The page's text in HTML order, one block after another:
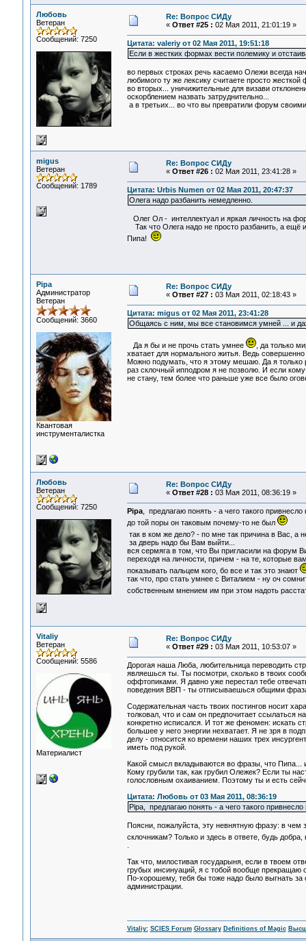
Любовь
Ветеран
Сообщений: 7250
Re: Вопрос СИДу
« Ответ #25 : 02 Мая 2011, 21:01:19 »
Цитата: valeriy от 02 Мая 2011, 19:51:18
Если в жестких формах вести полемику и
во первых строках речь касаемо Олежи всегда
любимого ту же лексику считаете просто
во вторых... уничижительные для визави
оскорблением назвать затруднительно...
а в третьих... во что вы превратили форум
migus
Ветеран
Сообщений: 1789
Re: Вопрос СИДу
« Ответ #26 : 02 Мая 2011, 23:41:28 »
Цитата: Urbis Numen от 02 Мая 2011, 20:47:37
Олега надо разбанить немедленно.
Олег Ол - интеллектуал и яркая личность на
Так что Олега надо не просто разбанить, а
Пипа!
Pipa
Администратор
Ветеран
Сообщений: 3660
Квантовая
инструменталистка
Re: Вопрос СИДу
« Ответ #27 : 03 Мая 2011, 02:18:43 »
Цитата: migus от 02 Мая 2011, 23:41:28
Общаясь с ним, мы все становимся умней ... и
Да я бы и не прочь стать умнее
, да только
хватает для нормального житья. Ведь
Можно подумать, что я этому мешаю. Да я только
раз склочный ипподром я не позволю. И если
не стану, тем более что раньше уже все было
Любовь
Ветеран
Сообщений: 7250
Re: Вопрос СИДу
« Ответ #28 : 03 Мая 2011, 08:36:19 »
Pipa, предлагаю понять - а чего такого
до той поры он таковым почему-то не был
так в ком же дело? - по мне так причина в Вас, а
за дверь надо бы Вам выйти...
вся сермяга в том, что Вы пригласили на форум
переходя на личности, причем - на те, которые
показывать пальцем кого, бо все и так это знают
так что, про стать умнее с Виталием - ну оч
собственным мнением им при этом надоть
Vitaliy
Ветеран
Сообщений: 5586
Материалист
Re: Вопрос СИДу
« Ответ #29 : 03 Мая 2011, 10:53:07 »
Дорогая наша Люба, любительница переводить
являешься ты. Ты посмотри, сколько в твоих
оффтопиками. Я давно уже перестал тебе
поведения ВВП - ты отписываешься общими
Содержательная часть твоих постингов носит
толковал, что и сам он предпочитает ссылаться
конкретно исписался. И тот же феномен: искать
большее у него энергии нехватает. Я не зря в
делу - относится ко времени наших трех
иметь под рукой.
Какой смысл вкладываются во фразы, что Пипа...
Кому грубили так, как грубил Олежек? Если ты
голословным охаиванием. Поэтому ты и есть
Цитата: Любовь от 03 Мая 2011, 08:36:19
Pipa, предлагаю понять - а чего такого
Поясни, пожалуйста, эту невнятную фразу: в чем
склочникам? Только и здесь в ответе, будь
Так что, милостивая государыня, если в твоем
грубых инсинуаций, я с тобой вообще прекращаю
По-хорошему, тебя бы тоже надо было выгнать
администрации.
Vitaliy: SCIES Forum Glossary Definitions of Magic